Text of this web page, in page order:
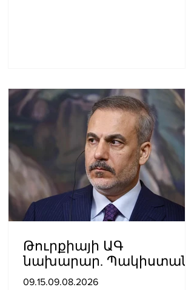
Թուրքիայի ԱԳ
նախարար. Պակիստանի
և Սաուդյան Արաբիայի
09.15.09.08.2026